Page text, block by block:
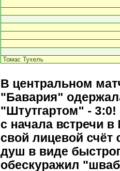
Томас Тухель
В центральном
"Бавария"
"Штутгартом" -
с начала встречи
свой лицевой
душ в виде
обескуражил